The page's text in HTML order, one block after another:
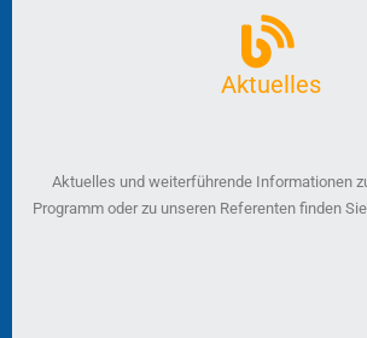
Aktuelles
Aktuelles und weiterführende Informationen
Programm oder zu unseren Referenten finden